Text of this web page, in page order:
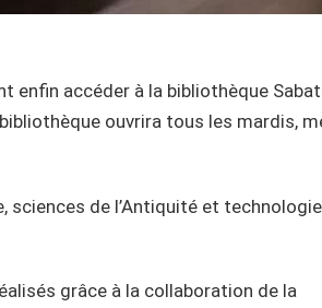
enfin accéder à la bibliothèque
ouvrira tous les mardis,
sciences de l’Antiquité et
grâce à la collaboration de la